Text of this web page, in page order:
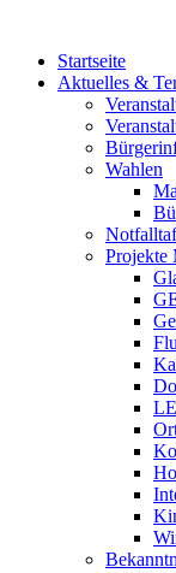
Startseite
Aktuelles &
Wahlen
Projekte